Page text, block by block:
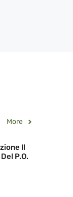
More
Il
P.O.